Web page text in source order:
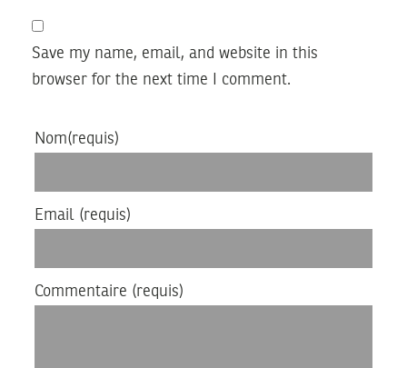
Save my name, email, and website in this
browser for the next time I comment.
Nom(requis)
Email (requis)
Commentaire (requis)